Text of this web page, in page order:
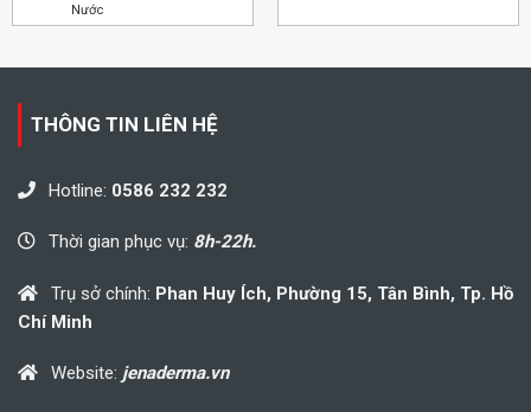
Nước
THÔNG TIN LIÊN HỆ
Hotline: 0586 232 232
Thời gian phục vụ: 8h-22h.
Trụ sở chính: Phan Huy Ích, Phường 15, Tân Bình, Tp. Hồ
Chí Minh
Website: jenaderma.vn